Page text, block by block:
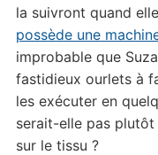
la suivront quand
possède une
improbable que
fastidieux ourlets à
les exécuter en
serait-elle pas
sur le tissu ?